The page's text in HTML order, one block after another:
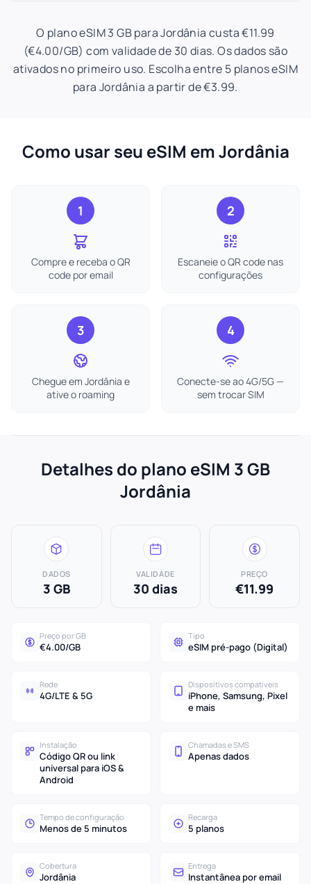
O plano eSIM 3 GB para Jordânia custa €11.99
(€4.00/GB) com validade de 30 dias. Os dados são
ativados no primeiro uso. Escolha entre 5 planos eSIM
para Jordânia a partir de €3.99.
Como usar seu eSIM em Jordânia
1
Compre e receba o QR
code por email
2
Escaneie o QR code nas
configurações
3
Chegue em Jordânia e
ative o roaming
4
Conecte-se ao 4G/5G —
sem trocar SIM
Detalhes do plano eSIM 3 GB
Jordânia
DADOS
3 GB
VALIDADE
30 dias
PREÇO
€11.99
Preço por GB
€4.00/GB
Tipo
eSIM pré-pago (Digital)
Rede
4G/LTE & 5G
Dispositivos compatíveis
iPhone, Samsung, Pixel
e mais
Instalação
Código QR ou link
universal para iOS &
Android
Chamadas e SMS
Apenas dados
Tempo de configuração
Menos de 5 minutos
Recarga
5 planos
Cobertura
Jordânia
Entrega
Instantânea por email